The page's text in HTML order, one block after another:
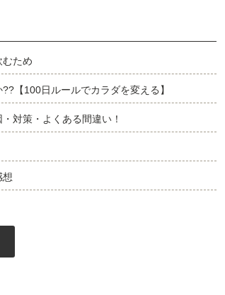
むため
【100日ルールでカラダを変える】
対策・よくある間違い！
想